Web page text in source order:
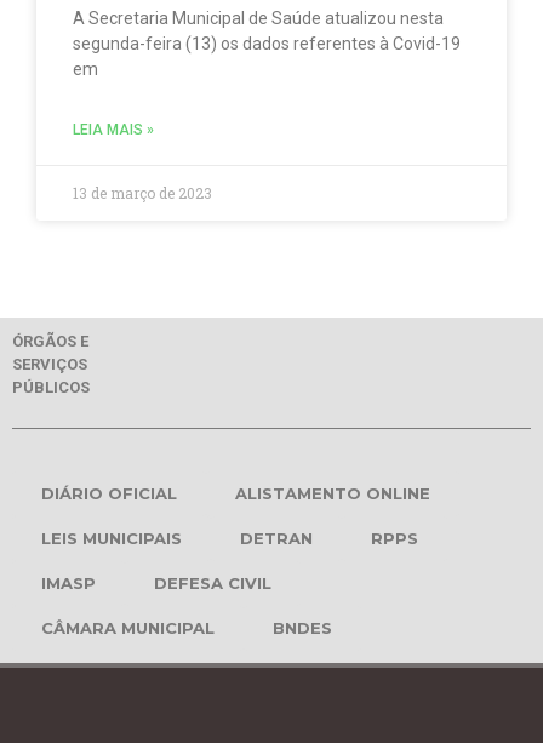
A Secretaria Municipal de Saúde atualizou nesta
segunda-feira (13) os dados referentes à Covid-19
em
LEIA MAIS »
13 de março de 2023
ÓRGÃOS E
SERVIÇOS
PÚBLICOS
DIÁRIO OFICIAL ALISTAMENTO ONLINE
LEIS MUNICIPAIS DETRAN RPPS
IMASP DEFESA CIVIL
CÂMARA MUNICIPAL BNDES